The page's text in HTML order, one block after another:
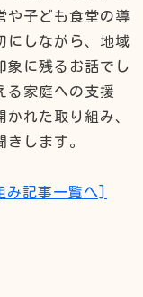
や子ども食堂の導
にしながら、地域
象に残るお話でし
る家庭への支援
れた取り組み、
します。
記事一覧へ]